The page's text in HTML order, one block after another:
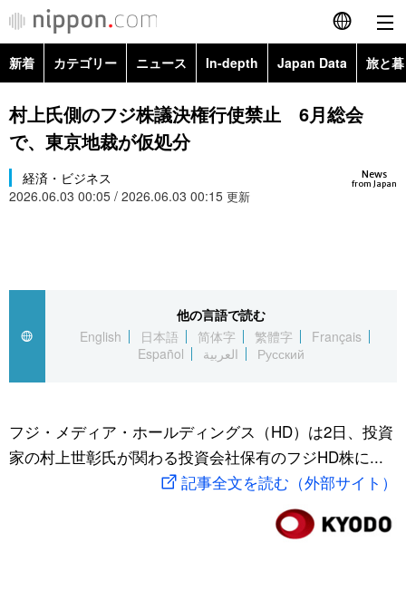
English
简体字
Русский
カテゴリー
国際
社会
文化
アーカイブ
Japan Data
旅と暮らし
動画/Live
新着 カテゴリー ニュース In-depth Japan Data 旅と
政治・外交
経済・ビジネス
国際・海外
文化
科学・技術
暮らし
スポーツ・東京2020
Topics
村上氏側のフジ株議決権行使禁止 6月総会
で、東京地裁が仮処分
News
from Japan
経済・ビジネス
2026.06.03 00:05 / 2026.06.03 00:15 更新
他の言語で読む
English
日本語 简体字 繁體字
Français
Español
العربية Русский
フジ・メディア・ホールディングス（HD）は2日、投資
家の村上世彰氏が関わる投資会社保有のフジHD株に...
記事全文を読む（外部サイト）